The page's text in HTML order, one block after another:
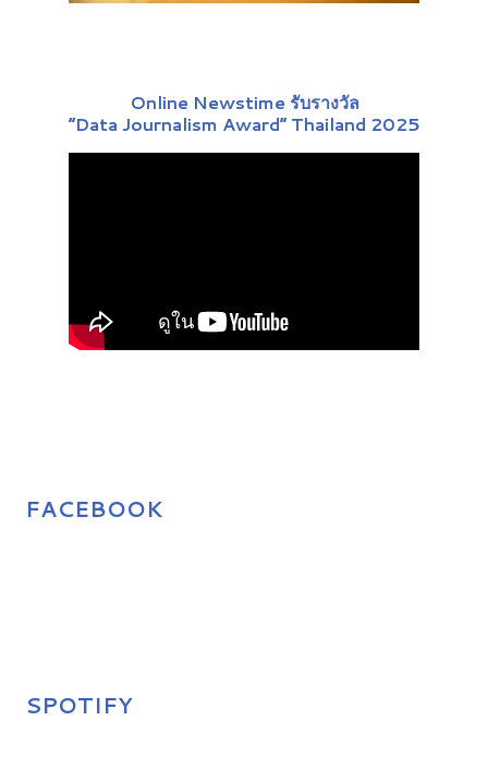
Online Newstime รับรางวัล
“Data Journalism Award” Thailand 2025
FACEBOOK
SPOTIFY